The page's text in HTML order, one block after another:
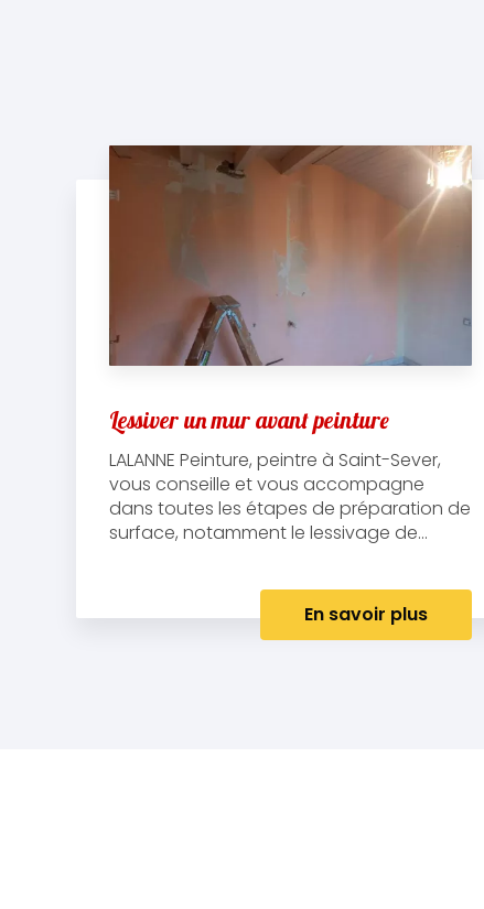
Lessiver un mur avant peinture
LALANNE Peinture, peintre à Saint-Sever,
vous conseille et vous accompagne
dans toutes les étapes de préparation de
surface, notamment le lessivage de...
En savoir plus